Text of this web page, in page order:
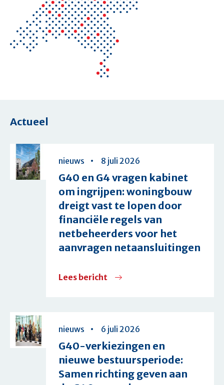
Actueel
G40 en G4 vragen kabinet
om ingrijpen: woningbouw
dreigt vast te lopen door
financiële regels van
netbeheerders voor het
aanvragen netaansluitingen
nieuws 8 juli 2026
Lees bericht over
vragen
kabinet
om
ingrijpen:
G40-verkiezingen en
nieuwe bestuursperiode:
Samen richting geven aan
nieuws 6 juli 2026